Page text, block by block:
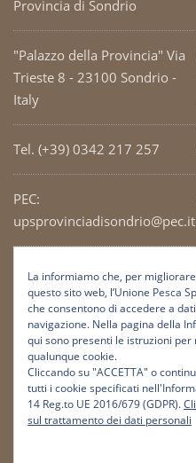
Provincia di Sondrio
"Palazzo della Provincia" Via
Trieste 8 - 23100 Sondrio -
Italy
Tel. (+39) 0342 217 257
PEC:
upsprovinciadisondrio@pec.it
Codice Fiscale: 93003690141
La informiamo che, per
questo sito web, l’Unione Pesca
che consentono di accedere a
navigazione. Nella pagina della
qui sono presenti le istruzioni
qualunque cookie.
Cliccando su "ACCETTA" o
tutti i cookie specificati
14 Reg.to UE 2016/679 (GDPR).
sul trattamento dei dati personali